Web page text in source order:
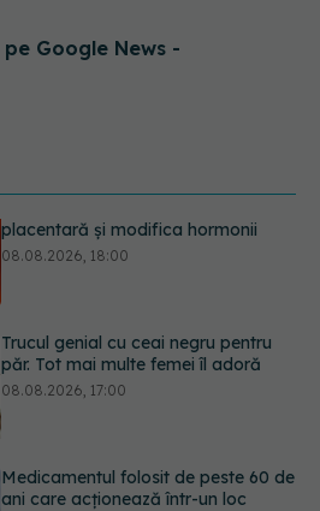
Google News -
Trucul genial cu ceai negru pentru
Medicamentul folosit de peste 60 de